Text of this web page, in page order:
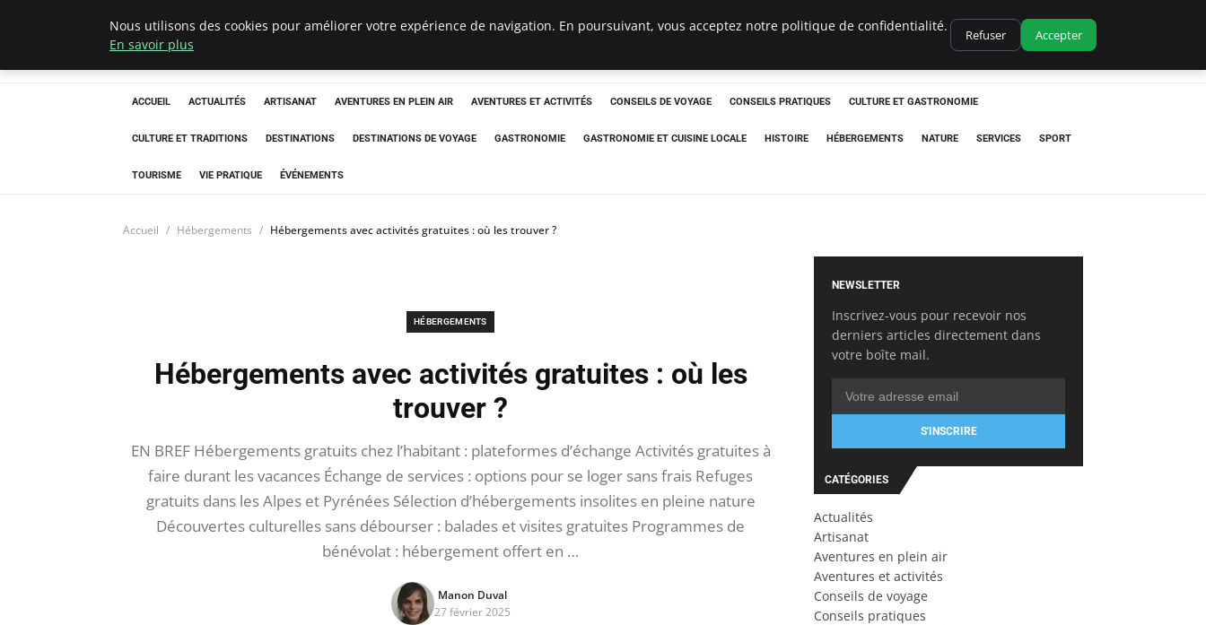
Correze Co
ACCUEIL ACTUALITÉS ARTISANAT AVENTURES EN PLEIN AIR AVENTURES ET ACTIVITÉS CONSEILS DE VOYAGE CONSEILS PRATIQUES CULTURE ET GASTRONOMIE
CULTURE ET TRADITIONS DESTINATIONS DESTINATIONS DE VOYAGE GASTRONOMIE GASTRONOMIE ET CUISINE LOCALE HISTOIRE HÉBERGEMENTS NATURE SERVICES SPORT
TOURISME VIE PRATIQUE ÉVÉNEMENTS
Accueil Hébergements Hébergements avec activités gratuites : où les trouver ?
HÉBERGEMENTS
Hébergements avec activités gratuites : où les
trouver ?
EN BREF Hébergements gratuits chez l’habitant : plateformes d’échange Activités gratuites à
faire durant les vacances Échange de services : options pour se loger sans frais Refuges
gratuits dans les Alpes et Pyrénées Sélection d’hébergements insolites en pleine nature
Découvertes culturelles sans débourser : balades et visites gratuites Programmes de
bénévolat : hébergement offert en …
Manon Duval
27 février 2025
NEWSLETTER
Inscrivez-vous pour recevoir nos
derniers articles directement dans
votre boîte mail.
S'INSCRIRE
CATÉGORIES
Actualités
Artisanat
Aventures en plein air
Aventures et activités
Conseils de voyage
Conseils pratiques
Nous utilisons des cookies pour améliorer votre expérience de navigation. En poursuivant, vous acceptez notre politique de confidentialité.
En savoir plus
Refuser Accepter